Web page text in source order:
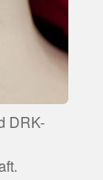
DRK-